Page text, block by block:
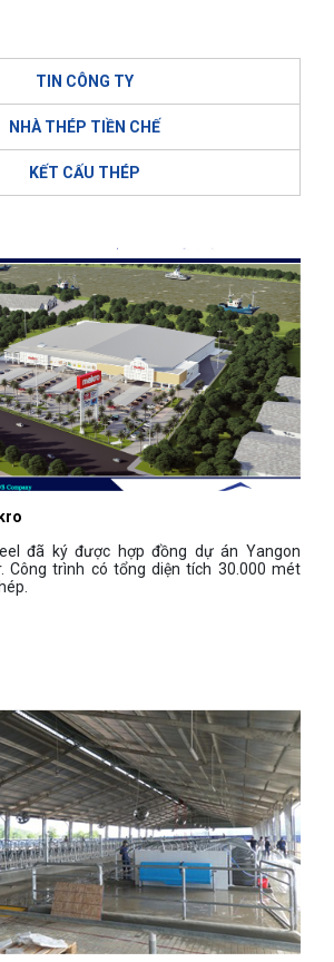
TIN CÔNG TY
NHÀ THÉP TIỀN CHẾ
KẾT CẤU THÉP
đã ký được hợp đồng dự án Yangon
Công trình có tổng diện tích 30.000 mét